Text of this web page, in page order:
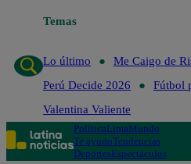
Temas
Lo último
Me Caigo de
Perú Decide 2026
Fútbol
Valentina Valiente
PolíticaLimaMundo
Te ayudoTendencias
DeportesEspectáculos